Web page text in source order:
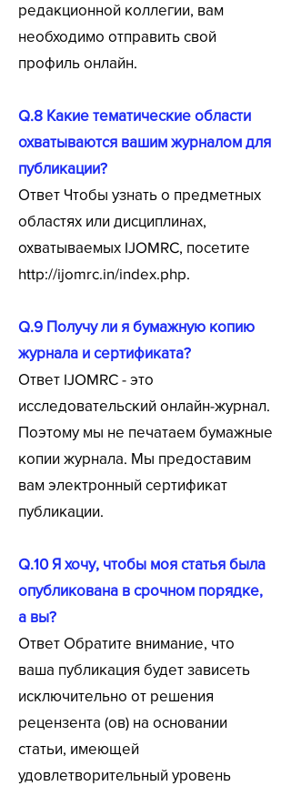
редакционной коллегии, вам
необходимо отправить свой
профиль онлайн.
Q.8 Какие тематические области
охватываются вашим журналом для
публикации?
Ответ Чтобы узнать о предметных
областях или дисциплинах,
охватываемых IJOMRC, посетите
http://ijomrc.in/index.php.
Q.9 Получу ли я бумажную копию
журнала и сертификата?
Ответ IJOMRC - это
исследовательский онлайн-журнал.
Поэтому мы не печатаем бумажные
копии журнала. Мы предоставим
вам электронный сертификат
публикации.
Q.10 Я хочу, чтобы моя статья была
опубликована в срочном порядке,
а вы?
Ответ Обратите внимание, что
ваша публикация будет зависеть
исключительно от решения
рецензента (ов) на основании
статьи, имеющей
удовлетворительный уровень